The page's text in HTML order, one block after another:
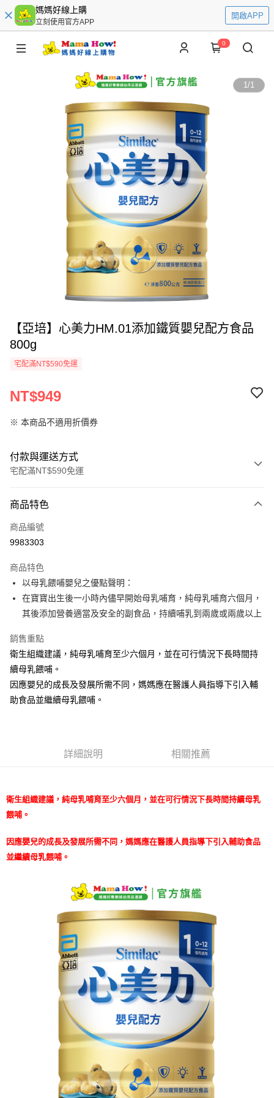
媽媽好線上購
立刻使用官方APP
開啟APP
0
1/1
【亞培】心美力HM.01添加鐵質嬰兒配方食品
800g
宅配滿NT$590免運
NT$949
※ 本商品不適用折價券
付款與運送方式
宅配滿NT$590免運
信用卡一次付款
LINE Pay
街口支付
悠遊付
AFTEE先享後付
相關說明
AFTEE先享後付是「在收到商品之後才付款」的支付方式。 讓您購物簡單
便利好安心！
【「AFTEE先享後付」結帳流程】
３．收到繳費通知簡訊後14天內，點擊此簡訊中的連結，可透過四大超商／
ATM／網路銀行／等多元方式進行付款，方視為交易完成。
※ 請注意：結帳手續完成當下不需立刻繳費，但若您需要取消訂單，請聯絡
後付繳納相關費用。
※ 交易是否成功請以「AFTEE先享後付 」之結帳頁面顯示為準，若有關於
１．透過由恩沛科技股份有限公司提供之「AFTEE先享後付」服務完成之交
易，需依本服務之必要範圍內提供個人資料，並將交易相關給付款項請求債
２．關於個人資料處理事宜，請瀏覽以下網址：
https://aftee.tw/terms/#terms3
３．未成年的使用者請事先徵得法定代理人或監護人之同意方可使用
「AFTEE先享後付」，若未經同意申辦者引起之損失，本公司不負相關責
４．使用「AFTEE先享後付」時，將依據個別帳號之用戶狀況，依本公司即
時審查核予不同之上限額度；若仍有額度不足之情形，本公司將視審查結果
請求用戶進行身份認證。
５．嚴禁一人註冊多個帳號或使用他人資訊註冊。若發現惡意使用之情形，
恩沛科技股份有限公司將有權停止該用戶之使用額度並採取法律行動。
ATM付款
每筆NT$100，滿NT$590(含以上)免運費
商品特色
商品編號
9983303
商品特色
以母乳餵哺嬰兒之優點聲明：
在寶寶出生後一小時內儘早開始母乳哺育，純母乳哺育六個月，
其後添加營養適當及安全的副食品，持續哺乳到兩歲或兩歲以上
銷售重點
衛生組織建議，純母乳哺育至少六個月，並在可行情況下長時間持
續母乳餵哺。
因應嬰兒的成長及發展所需不同，媽媽應在醫護人員指導下引入輔
助食品並繼續母乳餵哺。
詳細說明 相關推薦
衛生組織建議，純母乳哺育至少六個月，並在可行情況下長時間持續母乳
餵哺。
因應嬰兒的成長及發展所需不同，媽媽應在醫護人員指導下引入輔助食品
並繼續母乳餵哺。